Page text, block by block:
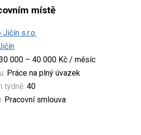
místě
Jičín s.r.o.
000 – 40 000 Kč / měsíc
Práce na plný úvazek
týdně: 40
Pracovní smlouva